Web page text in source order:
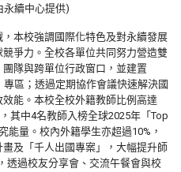
永續中心提供)
本校強調國際化特色及對永續發展
爭力。全校各單位共同努力營造雙
隊與跨單位行政窗口，並建置
區；透過定期協作會議快速解決國
能。本校全校外籍教師比例高達
其中4名教師入榜全球2025年「Top
能量。校內外籍學生亦超過10%，
及「千人出國專案」，大幅提升師
透過校友分享會、交流午餐會與校